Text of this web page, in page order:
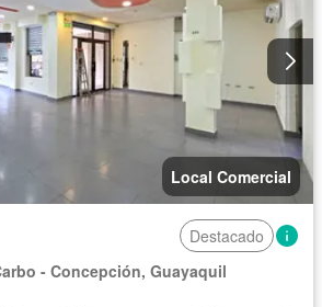
Local Comercial
Destacado
- Concepción, Guayaquil